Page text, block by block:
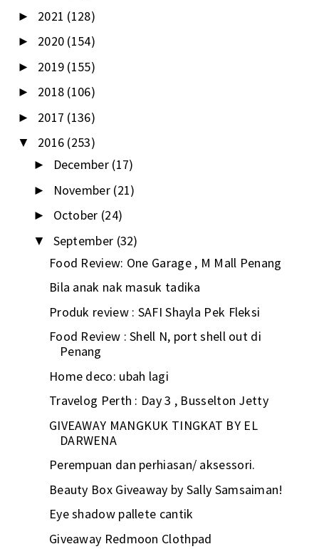
► 2021 (128)
► 2020 (154)
► 2019 (155)
► 2018 (106)
► 2017 (136)
▼ 2016 (253)
► December (17)
► November (21)
► October (24)
▼ September (32)
Food Review: One Garage , M Mall Penang
Bila anak nak masuk tadika
Produk review : SAFI Shayla Pek Fleksi
Food Review : Shell N, port shell out di
Penang
Home deco: ubah lagi
Travelog Perth : Day 3 , Busselton Jetty
GIVEAWAY MANGKUK TINGKAT BY EL
DARWENA
Perempuan dan perhiasan/ aksessori.
Beauty Box Giveaway by Sally Samsaiman!
Eye shadow pallete cantik
Giveaway Redmoon Clothpad